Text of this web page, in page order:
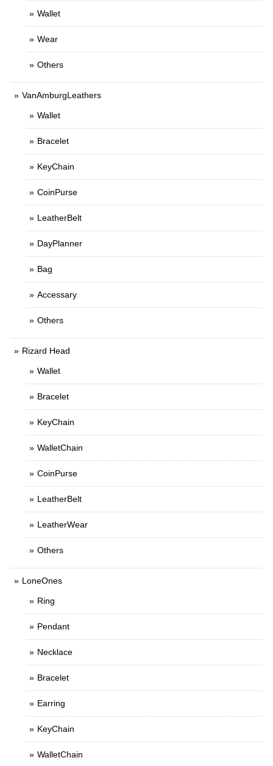
Wallet
Wear
Others
VanAmburgLeathers
Wallet
Bracelet
KeyChain
CoinPurse
LeatherBelt
DayPlanner
Bag
Accessary
Others
Rizard Head
Wallet
Bracelet
KeyChain
WalletChain
CoinPurse
LeatherBelt
LeatherWear
Others
LoneOnes
Ring
Pendant
Necklace
Bracelet
Earring
KeyChain
WalletChain